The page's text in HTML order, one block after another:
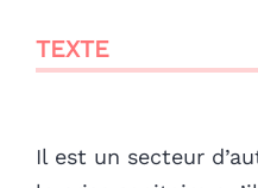
TEXTE
Il est un secteur